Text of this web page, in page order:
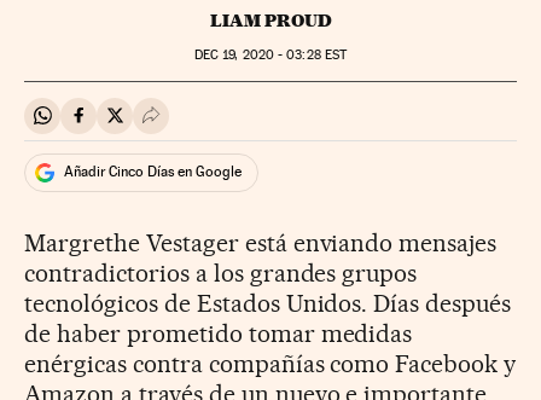
LIAM PROUD
DEC 19, 2020 - 03:28EST
Compartir en Whatsapp
Compartir en Facebook
Compartir en Twitter
Desplegar Redes Sociales
Añadir Cinco Días en Google
Margrethe Vestager está enviando mensajes
contradictorios a los grandes grupos
tecnológicos de Estados Unidos. Días después
de haber prometido tomar medidas
enérgicas contra compañías como Facebook y
Amazon a través de un nuevo e importante